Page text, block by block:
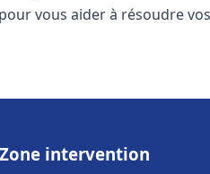
vous aider à résoudre
Zone intervention